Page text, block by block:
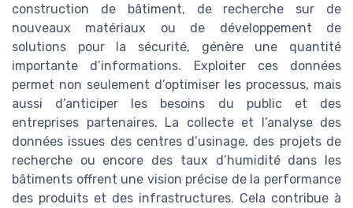
construction de bâtiment, de recherche sur de
nouveaux matériaux ou de développement de
solutions pour la sécurité, génère une quantité
importante d’informations. Exploiter ces données
permet non seulement d’optimiser les processus, mais
aussi d’anticiper les besoins du public et des
entreprises partenaires. La collecte et l’analyse des
données issues des centres d’usinage, des projets de
recherche ou encore des taux d’humidité dans les
bâtiments offrent une vision précise de la performance
des produits et des infrastructures. Cela contribue à